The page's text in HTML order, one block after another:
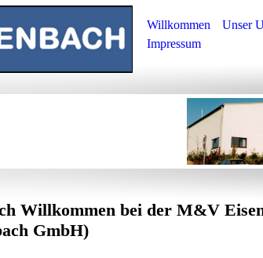
Willkommen Unser
Impressum
Willkommen bei der M&V
GmbH)